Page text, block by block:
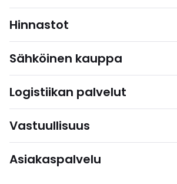
Hinnastot
Sähköinen kauppa
Logistiikan palvelut
Vastuullisuus
Asiakaspalvelu